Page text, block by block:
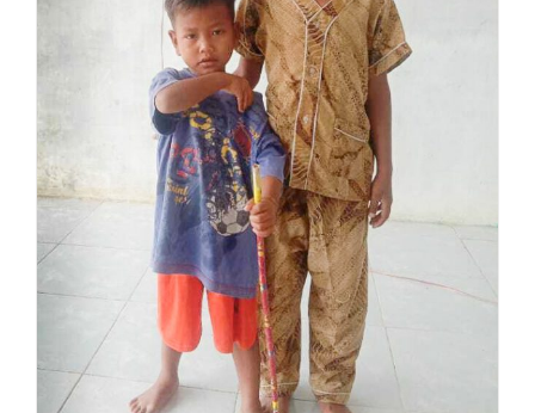
Welkom nieuwe bewoners: Ridho en
Fauza